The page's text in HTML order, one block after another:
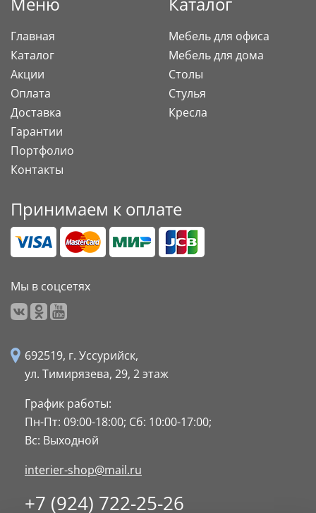
Главная
Каталог
Акции
Оплата
Доставка
Гарантии
Портфолио
Контакты
Мебель для офиса
Мебель для дома
Столы
Стулья
Кресла
Принимаем к оплате
Мы в соцсетях
692519, г. Уссурийск,
ул. Тимирязева, 29, 2 этаж
График работы:
Пн-Пт: 09:00-18:00; Сб: 10:00-17:00;
Вс: Выходной
interier-shop@mail.ru
+7 (924) 722-25-26